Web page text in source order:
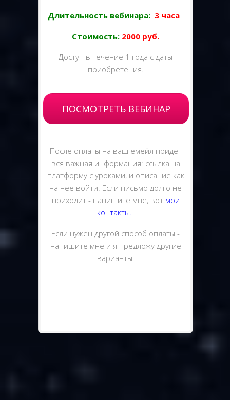
Длительность вебинара: 3 часа
Стоимость: 2000 руб.
Доступ в течение 1 года с даты
приобретения.
ПОСМОТРЕТЬ ВЕБИНАР
После оплаты на ваш емейл придет
вся важная информация: ссылка на
платформу с уроками, и описание как
на нее войти. Если письмо долго не
приходит - напишите мне, вот мои
контакты.
Если нужен другой способ оплаты -
напишите мне и я предложу другие
варианты.